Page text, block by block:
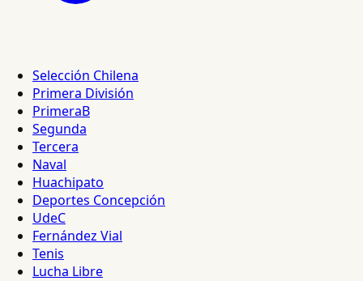
Selección Chilena
Primera División
PrimeraB
Segunda
Tercera
Naval
Huachipato
Deportes Concepción
UdeC
Fernández Vial
Tenis
Lucha Libre